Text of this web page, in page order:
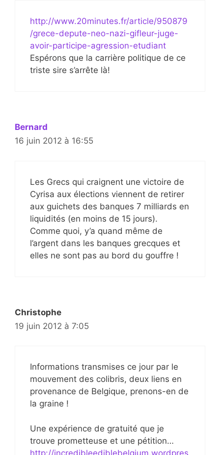
http://www.20minutes.fr/article/950879
/grece-depute-neo-nazi-gifleur-juge-
avoir-participe-agression-etudiant
Espérons que la carrière politique de ce
triste sire s’arrête là!
Bernard
16 juin 2012 à 16:55
Les Grecs qui craignent une victoire de
Cyrisa aux élections viennent de retirer
aux guichets des banques 7 milliards en
liquidités (en moins de 15 jours).
Comme quoi, y’a quand même de
l’argent dans les banques grecques et
elles ne sont pas au bord du gouffre !
Christophe
19 juin 2012 à 7:05
Informations transmises ce jour par le
mouvement des colibris, deux liens en
provenance de Belgique, prenons-en de
la graine !
Une expérience de gratuité que je
trouve prometteuse et une pétition…
http://incredibleediblebelgium.wordpres